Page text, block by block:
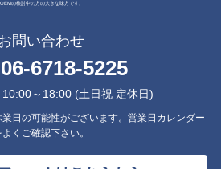
の検討中の方の大きな味方です。
問い合わせ
06-6718-5225
～18:00 (土日祝 定休日)
日の可能性がございます。営業日カレンダー
よくご確認下さい。